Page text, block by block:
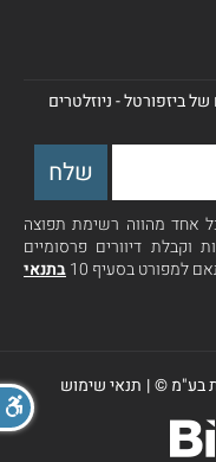
ביזפורטל - ניוזלטרים
אחד מהווה רשימת תפוצה
וקבלת דיוורים פרסומיים
למפורט בסעיף 10
בתנאי
בע"מ ©| תנאי שימוש